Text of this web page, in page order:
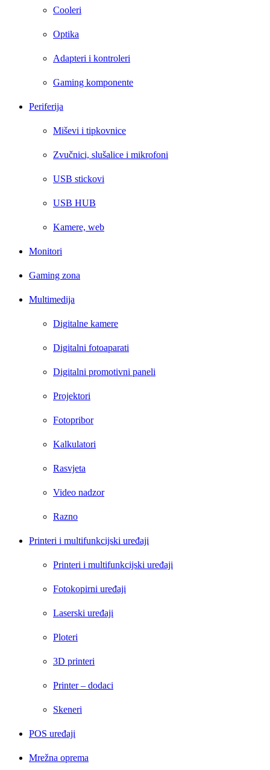
Cooleri
Optika
Adapteri i kontroleri
Gaming komponente
Periferija
Miševi i tipkovnice
Zvučnici, slušalice i mikrofoni
USB stickovi
USB HUB
Kamere, web
Monitori
Gaming zona
Multimedija
Digitalne kamere
Digitalni fotoaparati
Digitalni promotivni paneli
Projektori
Fotopribor
Kalkulatori
Rasvjeta
Video nadzor
Razno
Printeri i multifunkcijski uređaji
Printeri i multifunkcijski uređaji
Fotokopirni uređaji
Laserski uređaji
Ploteri
3D printeri
Printer – dodaci
Skeneri
POS uređaji
Mrežna oprema